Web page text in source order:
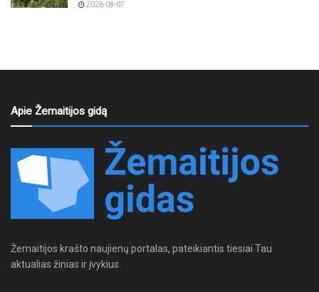
2026-08-07
Apie Žemaitijos gidą
Žemaitijos krašto naujienų portalas, pateikiantis tiesiai Tau
aktualias žinias ir įvykius.